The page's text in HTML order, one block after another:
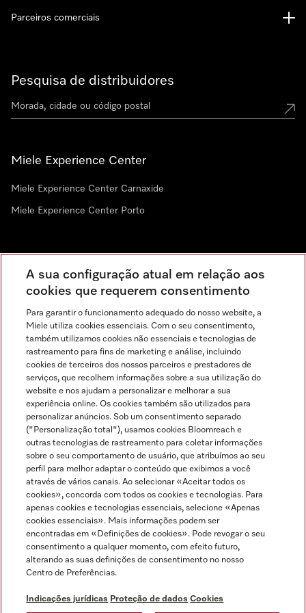
Pesquisa de distribuidores
Miele Experience Center
Miele Experience Center Carnaxide
Miele Experience Center Porto
Parceiros comerciais
Indicações jurídicas
Condições gerais
Proteção de dados
Condições de utilização
Canal de Ética
Formulário de livre resolução
Miele no Instagram
Miele no Facebook
Miele no Youtube
A sua configuração atual em relação aos
cookies que requerem consentimento
Para garantir o funcionamento adequado do nosso website, a
Miele utiliza cookies essenciais. Com o seu consentimento,
também utilizamos cookies não essenciais e tecnologias de
rastreamento para fins de marketing e análise, incluindo
cookies de terceiros dos nossos parceiros e prestadores de
serviços, que recolhem informações sobre a sua utilização do
website e nos ajudam a personalizar e melhorar a sua
experiência online. Os cookies também são utilizados para
personalizar anúncios. Sob um consentimento separado
("Personalização total"), usamos cookies Bloomreach e
outras tecnologias de rastreamento para coletar informações
sobre o seu comportamento de usuário, que atribuímos ao seu
perfil para melhor adaptar o conteúdo que exibimos a você
através de vários canais. Ao selecionar «Aceitar todos os
cookies», concorda com todos os cookies e tecnologias. Para
apenas cookies e tecnologias essenciais, selecione «Apenas
cookies essenciais». Mais informações podem ser
encontradas em «Definições de cookies». Pode revogar o seu
consentimento a qualquer momento, com efeito futuro,
alterando as suas definições de consentimento no nosso
Centro de Preferências.
Indicações jurídicas Proteção de dados Cookies